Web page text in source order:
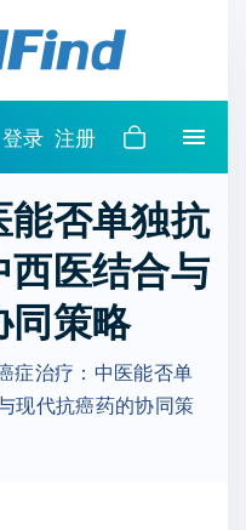
登录 注册
能否单独抗
西医结合与
同策略
症治疗：中医能否单
现代抗癌药的协同策